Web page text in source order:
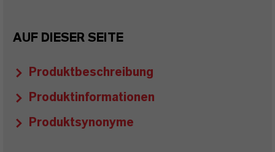
AUF DIESER SEITE
Produktbeschreibung
Produktinformationen
Produktsynonyme